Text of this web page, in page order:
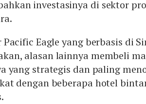
investasinya di sektor
Eagle yang berbasis di
alasan lainnya membeli
yang strategis dan paling
dengan beberapa hotel